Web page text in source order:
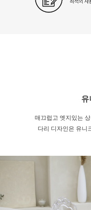
유
매끄럽고 엣지있는
다리 디자인은 유니